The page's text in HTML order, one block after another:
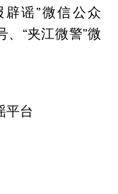
谣”微信公众
、“夹江微警”微
平台